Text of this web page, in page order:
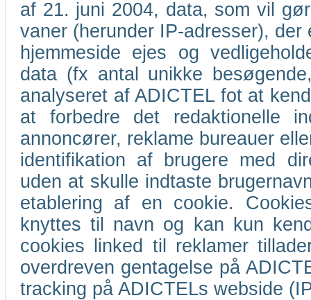
af 21. juni 2004, data, som vil
vaner (herunder IP-adresser),
hjemmeside ejes og
data (fx antal unikke
analyseret af ADICTEL fot at
at forbedre det redaktionelle
annoncører, reklame bureauer
identifikation af brugere med
uden at skulle indtaste
etablering af en cookie.
knyttes til navn og kan kun
cookies linked til reklamer
overdreven gentagelse på
tracking på ADICTELs webside